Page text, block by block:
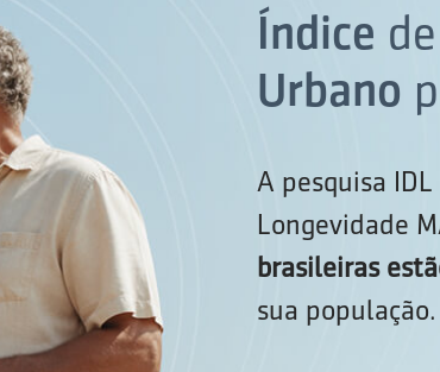
Índice de
Urbano
A pesquisa
Longevidade
brasileiras
sua população.